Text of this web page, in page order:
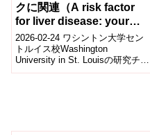
クに関連（A risk factor
for liver disease: your
parent’s body weight）
2026-02-24 ワシントン大学セン
トルイス校Washington
University in St. Louisの研究チー
ムは、親の体重が子どもの肝疾